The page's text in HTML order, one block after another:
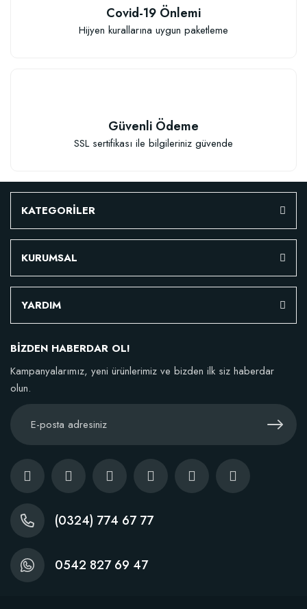
Verim Artırıcı Süper Organik Sıvı Yarasa Gübresi (1 litre)
Stokta Yok
TÜKENDI
Nitril Ergonomik Bahçe Eldiveni
38,77 TL
Stokta Yok
Covid-19 Önlemi
Hijyen kurallarına uygun paketleme
Güvenli Ödeme
SSL sertifikası ile bilgileriniz güvende
KATEGORİLER
KURUMSAL
YARDIM
BİZDEN HABERDAR OL!
Kampanyalarımız, yeni ürünlerimiz ve bizden ilk siz haberdar
olun.
(0324) 774 67 77
0542 827 69 47